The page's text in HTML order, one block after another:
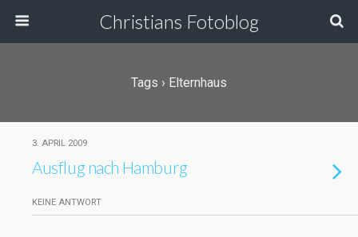
Christians Fotoblog
Tags › Elternhaus
3. APRIL 2009
Ausflug nach Hamburg
KEINE ANTWORT